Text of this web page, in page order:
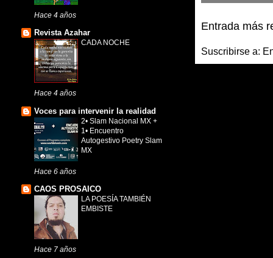
Entrada más
Suscribirse a:
Hace 4 años
Revista Azahar
CADA NOCHE
Hace 4 años
Voces para intervenir la realidad
2• Slam Nacional MX +
1• Encuentro
Autogestivo Poetry Slam
MX
Hace 6 años
CAOS PROSAICO
LA POESÍA TAMBIÉN
EMBISTE
Hace 7 años